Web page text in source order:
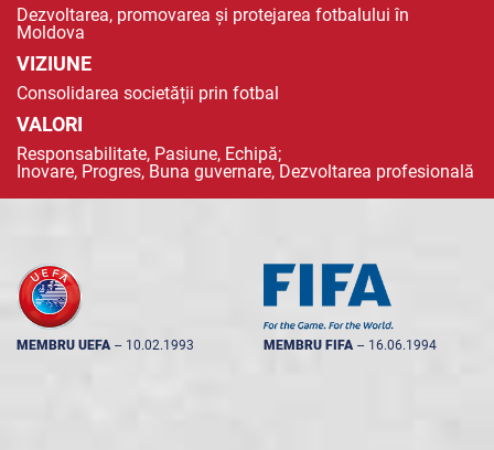
Dezvoltarea, promovarea și protejarea fotbalului în
Moldova
VIZIUNE
Consolidarea societății prin fotbal
VALORI
Responsabilitate, Pasiune, Echipă;
Inovare, Progres, Buna guvernare, Dezvoltarea profesională
MEMBRU UEFA -- 10.02.1993 MEMBRU FIFA -- 16.06.1994